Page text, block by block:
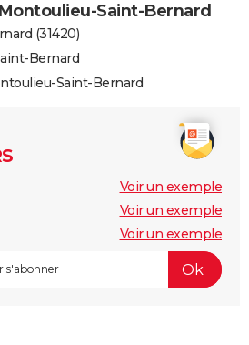
Saint-Bernard
(31420)
Bernard
Saint-Bernard
Voir un exemple
Voir un exemple
Voir un exemple